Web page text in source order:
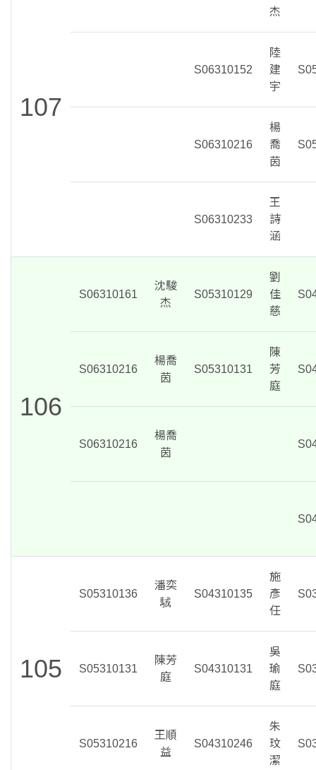
107
杰
S06310152
陸
建
宇
S06310216
楊
喬
茵
S06310233
王
詩
涵
106
S06310161
沈駿
杰
S05310129
劉
佳
慈
S06310216
楊喬
茵
S05310131
陳
芳
庭
S06310216
楊喬
茵
105
S05310136
潘奕
駥
S04310135
施
彥
任
S05310131
陳芳
庭
S04310131
吳
瑜
庭
S05310216
王順
益
S04310246
朱
玟
潔